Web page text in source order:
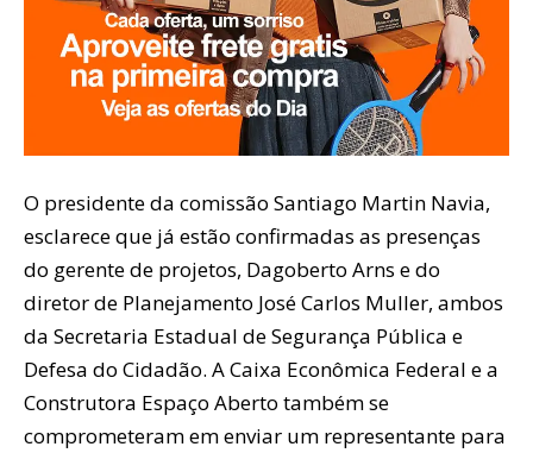
O presidente da comissão Santiago Martin Navia,
esclarece que já estão confirmadas as presenças
do gerente de projetos, Dagoberto Arns e do
diretor de Planejamento José Carlos Muller, ambos
da Secretaria Estadual de Segurança Pública e
Defesa do Cidadão. A Caixa Econômica Federal e a
Construtora Espaço Aberto também se
comprometeram em enviar um representante para